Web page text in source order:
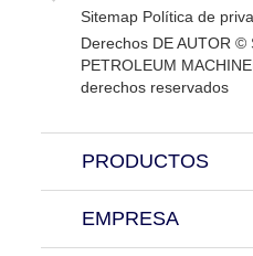
Sitemap Política de
Derechos DE AUTOR ©
PETROLEUM
derechos reservados
PRODUCTOS
EMPRESA